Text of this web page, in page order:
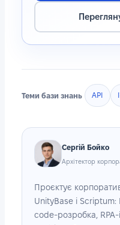
Теми бази знань API
Сергій Бойко
Архітектор
Проєктує
UnityBase і Scriptum:
code-розробка, RPA-